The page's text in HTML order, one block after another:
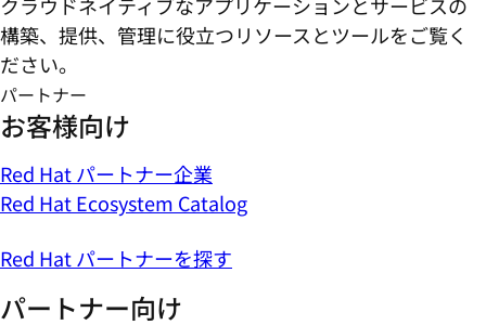
構築、提供、管理に役立つリソースとツールをご覧く
ださい。
パートナー
お客様向け
Red Hat Ecosystem Catalog
パートナー向け